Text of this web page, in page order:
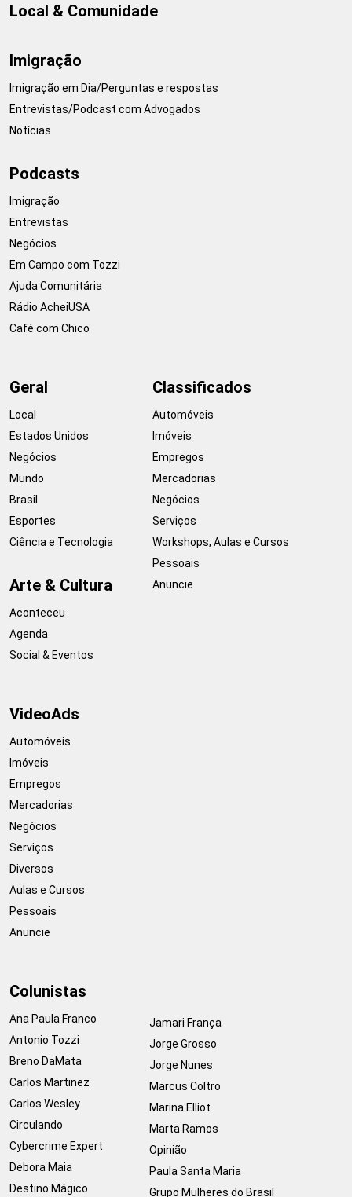
Local & Comunidade
Imigração
Imigração em Dia/Perguntas e respostas
Entrevistas/Podcast com Advogados
Notícias
Podcasts
Imigração
Entrevistas
Negócios
Em Campo com Tozzi
Ajuda Comunitária
Rádio AcheiUSA
Café com Chico
Geral
Local
Estados Unidos
Negócios
Mundo
Brasil
Esportes
Ciência e Tecnologia
Arte & Cultura
Aconteceu
Agenda
Social & Eventos
Classificados
Automóveis
Imóveis
Empregos
Mercadorias
Negócios
Serviços
Workshops, Aulas e Cursos
Pessoais
Anuncie
VideoAds
Automóveis
Imóveis
Empregos
Mercadorias
Negócios
Serviços
Diversos
Aulas e Cursos
Pessoais
Anuncie
Colunistas
Ana Paula Franco
Antonio Tozzi
Breno DaMata
Carlos Martinez
Carlos Wesley
Circulando
Cybercrime Expert
Debora Maia
Destino Mágico
Jamari França
Jorge Grosso
Jorge Nunes
Marcus Coltro
Marina Elliot
Marta Ramos
Opinião
Paula Santa Maria
Grupo Mulheres do Brasil